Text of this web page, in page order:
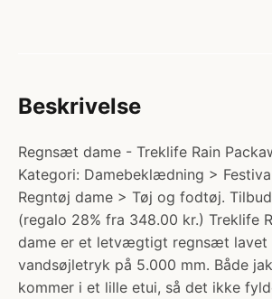
Beskrivelse
Regnsæt dame - Treklife Rain
Kategori: Damebeklædning >
Regntøj dame > Tøj og fodtøj.
(regalo 28% fra 348.00 kr.) Treklife
dame er et letvægtigt regnsæt lavet
vandsøjletryk på 5.000 mm. Både
kommer i et lille etui, så det ikke